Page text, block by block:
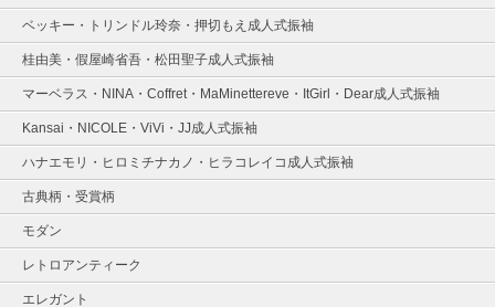
ベッキー・トリンドル玲奈・押切もえ成人式振袖
桂由美・假屋崎省吾・松田聖子成人式振袖
マーベラス・NINA・Coffret・MaMinettereve・ItGirl・Dear成人式振袖
Kansai・NICOLE・ViVi・JJ成人式振袖
ハナエモリ・ヒロミチナカノ・ヒラコレイコ成人式振袖
古典柄・受賞柄
モダン
レトロアンティーク
エレガント